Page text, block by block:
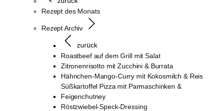
Rezept des Monats
Rezept Archiv
zurück
Roastbeef auf dem Grill mit Salat
Zitronenrisotto mit Zucchini & Burrata
Hähnchen-Mango-Curry mit Kokosmilch & Reis
Süßkartoffel Pizza mit Parmaschinken &
Feigenchutney
Röstzwiebel-Speck-Dressing